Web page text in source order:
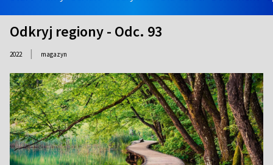
Odkryj regiony - Odc. 93
2022 | magazyn